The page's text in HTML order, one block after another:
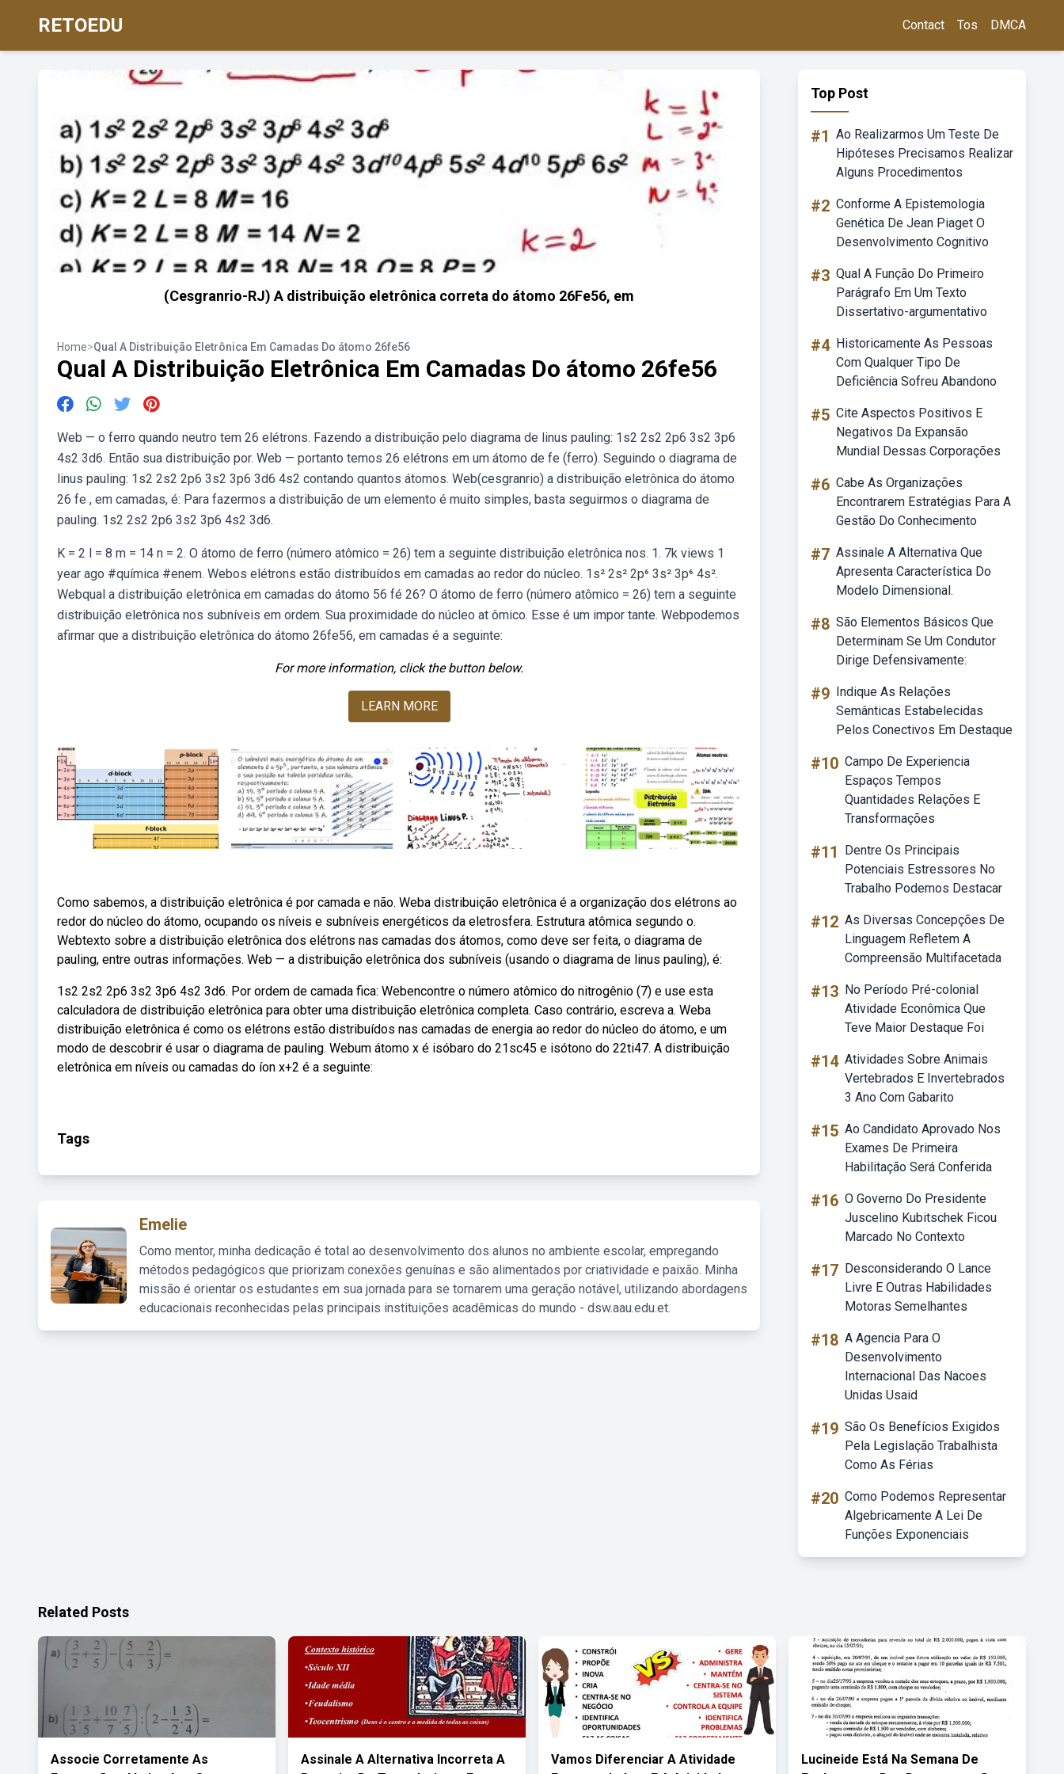
RETOEDU Contact Tos DMCA
(Cesgranrio-RJ) A distribuição eletrônica correta do átomo 26Fe56, em
Home>Qual A Distribuição Eletrônica Em Camadas Do átomo 26fe56
Qual A Distribuição Eletrônica Em Camadas Do átomo 26fe56
Web — o ferro quando neutro tem 26 elétrons. Fazendo a distribuição pelo diagrama de linus pauling: 1s2 2s2 2p6 3s2 3p6
4s2 3d6. Então sua distribuição por. Web — portanto temos 26 elétrons em um átomo de fe (ferro). Seguindo o diagrama de
linus pauling: 1s2 2s2 2p6 3s2 3p6 3d6 4s2 contando quantos átomos. Web(cesgranrio) a distribuição eletrônica do átomo
26 fe , em camadas, é: Para fazermos a distribuição de um elemento é muito simples, basta seguirmos o diagrama de
pauling. 1s2 2s2 2p6 3s2 3p6 4s2 3d6.
K = 2 l = 8 m = 14 n = 2. O átomo de ferro (número atômico = 26) tem a seguinte distribuição eletrônica nos. 1. 7k views 1
year ago #química #enem. Webos elétrons estão distribuídos em camadas ao redor do núcleo. 1s² 2s² 2p⁶ 3s² 3p⁶ 4s².
Webqual a distribuição eletrônica em camadas do átomo 56 fé 26? O átomo de ferro (número atômico = 26) tem a seguinte
distribuição eletrônica nos subníveis em ordem. Sua proximidade do núcleo at ômico. Esse é um impor tante. Webpodemos
afirmar que a distribuição eletrônica do átomo 26fe56, em camadas é a seguinte:
For more information, click the button below.
LEARN MORE
Como sabemos, a distribuição eletrônica é por camada e não. Weba distribuição eletrônica é a organização dos elétrons ao
redor do núcleo do átomo, ocupando os níveis e subníveis energéticos da eletrosfera. Estrutura atômica segundo o.
Webtexto sobre a distribuição eletrônica dos elétrons nas camadas dos átomos, como deve ser feita, o diagrama de
pauling, entre outras informações. Web — a distribuição eletrônica dos subníveis (usando o diagrama de linus pauling), é:
1s2 2s2 2p6 3s2 3p6 4s2 3d6. Por ordem de camada fica: Webencontre o número atômico do nitrogênio (7) e use esta
calculadora de distribuição eletrônica para obter uma distribuição eletrônica completa. Caso contrário, escreva a. Weba
distribuição eletrônica é como os elétrons estão distribuídos nas camadas de energia ao redor do núcleo do átomo, e um
modo de descobrir é usar o diagrama de pauling. Webum átomo x é isóbaro do 21sc45 e isótono do 22ti47. A distribuição
eletrônica em níveis ou camadas do íon x+2 é a seguinte:
Tags
Emelie
Como mentor, minha dedicação é total ao desenvolvimento dos alunos no ambiente escolar, empregando
métodos pedagógicos que priorizam conexões genuínas e são alimentados por criatividade e paixão. Minha
missão é orientar os estudantes em sua jornada para se tornarem uma geração notável, utilizando abordagens
educacionais reconhecidas pelas principais instituições acadêmicas do mundo - dsw.aau.edu.et.
Top Post
#1 Ao Realizarmos Um Teste De
Hipóteses Precisamos Realizar
Alguns Procedimentos
#2 Conforme A Epistemologia
Genética De Jean Piaget O
Desenvolvimento Cognitivo
#3 Qual A Função Do Primeiro
Parágrafo Em Um Texto
Dissertativo-argumentativo
#4 Historicamente As Pessoas
Com Qualquer Tipo De
Deficiência Sofreu Abandono
#5 Cite Aspectos Positivos E
Negativos Da Expansão
Mundial Dessas Corporações
#6 Cabe As Organizações
Encontrarem Estratégias Para A
Gestão Do Conhecimento
#7 Assinale A Alternativa Que
Apresenta Característica Do
Modelo Dimensional.
#8 São Elementos Básicos Que
Determinam Se Um Condutor
Dirige Defensivamente:
#9 Indique As Relações
Semânticas Estabelecidas
Pelos Conectivos Em Destaque
#10 Campo De Experiencia
Espaços Tempos
Quantidades Relações E
Transformações
#11
Dentre Os Principais
Potenciais Estressores No
Trabalho Podemos Destacar
#12 As Diversas Concepções De
Linguagem Refletem A
Compreensão Multifacetada
#13 No Período Pré-colonial
Atividade Econômica Que
Teve Maior Destaque Foi
#14 Atividades Sobre Animais
Vertebrados E Invertebrados
3 Ano Com Gabarito
#15 Ao Candidato Aprovado Nos
Exames De Primeira
Habilitação Será Conferida
#16 O Governo Do Presidente
Juscelino Kubitschek Ficou
Marcado No Contexto
#17 Desconsiderando O Lance
Livre E Outras Habilidades
Motoras Semelhantes
#18 A Agencia Para O
Desenvolvimento
Internacional Das Nacoes
Unidas Usaid
#19 São Os Benefícios Exigidos
Pela Legislação Trabalhista
Como As Férias
#20 Como Podemos Representar
Algebricamente A Lei De
Funções Exponenciais
Related Posts
Associe Corretamente As
Assinale A Alternativa Incorreta A
Vamos Diferenciar A Atividade
Lucineide Está Na Semana De